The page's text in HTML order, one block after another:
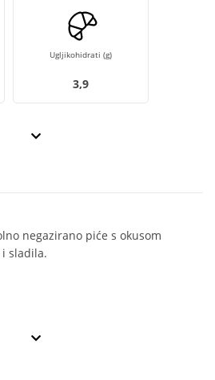
Ugljikohidrati (g)
3,9
negazirano piće s okusom
i sladila.